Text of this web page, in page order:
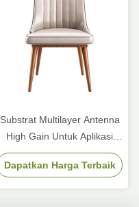
Substrat Multilayer Antenna
High Gain Untuk Aplikasi
Wireless Radar Otomotif
Transmission Lines
Dapatkan Harga Terbaik